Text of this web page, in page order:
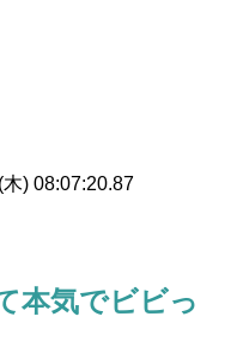
) 08:07:20.87
本気でビビっ